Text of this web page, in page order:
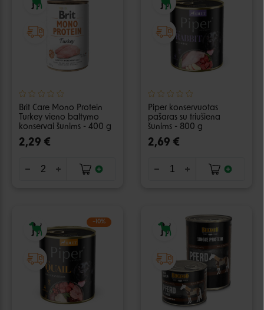
Brit Care Mono Protein
Turkey vieno baltymo
konservai šunims - 400 g
2,29 €
Piper konservuotas
pašaras su triušiena
šunims - 800 g
2,69 €
−10%